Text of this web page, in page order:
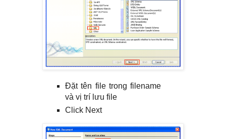
Đặt tên file trong filename
và vị trí lưu file
Click Next